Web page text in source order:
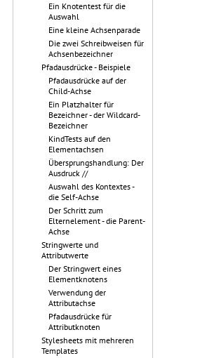
Ein Knotentest für die
Auswahl
Eine kleine Achsenparade
Die zwei Schreibweisen für
Achsenbezeichner
Pfadausdrücke - Beispiele
Pfadausdrücke auf der
Child-Achse
Ein Platzhalter für
Bezeichner - der Wildcard-
Bezeichner
KindTests auf den
Elementachsen
Übersprungshandlung: Der
Ausdruck //
Auswahl des Kontextes -
die Self-Achse
Der Schritt zum
Elternelement - die Parent-
Achse
Stringwerte und
Attributwerte
Der Stringwert eines
Elementknotens
Verwendung der
Attributachse
Pfadausdrücke für
Attributknoten
Stylesheets mit mehreren
Templates